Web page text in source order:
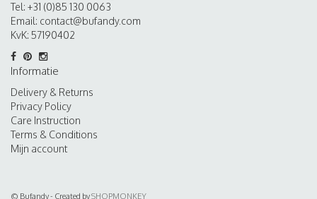
Tel: +31 (0)85 130 0063
Email: contact@bufandy.com
KvK: 57190402
Informatie
Delivery & Returns
Privacy Policy
Care Instruction
Terms & Conditions
Mijn account
© Bufandy - Created bySHOPMONKEY